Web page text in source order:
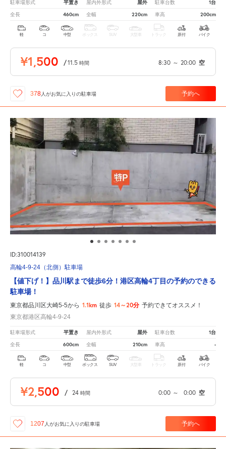
駐車場形式 平置き 屋内外形式 屋外 駐車台数 1台
全長 460cm 全幅 220cm 車高 200cm
軽 コ 中型 ボックス SUV 大型車 トラック 原付 バイク
¥1,500 /11.5 時間 8:30 ～ 20:00 空
378人がお気に入りの駐車場 予約へ
ID:310014139
高輪4-9-24（北側）駐車場
【値下げ！】品川駅まで徒歩6分！港区高輪4丁目の予約のできる
駐車場！
東京都品川区大崎5-5から 1.1km 徒歩 14～20分 予約できてオススメ！
東京都港区高輪4-9-24
駐車場形式 平置き 屋内外形式 屋外 駐車台数 1台
全長 600cm 全幅 210cm 車高 -
軽 コ 中型 ボックス SUV 大型車 トラック 原付 バイク
¥2,500 / 24 時間 0:00 ～ 0:00 空
1207 人がお気に入りの駐車場 予約へ